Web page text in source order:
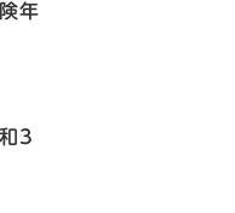
年
3